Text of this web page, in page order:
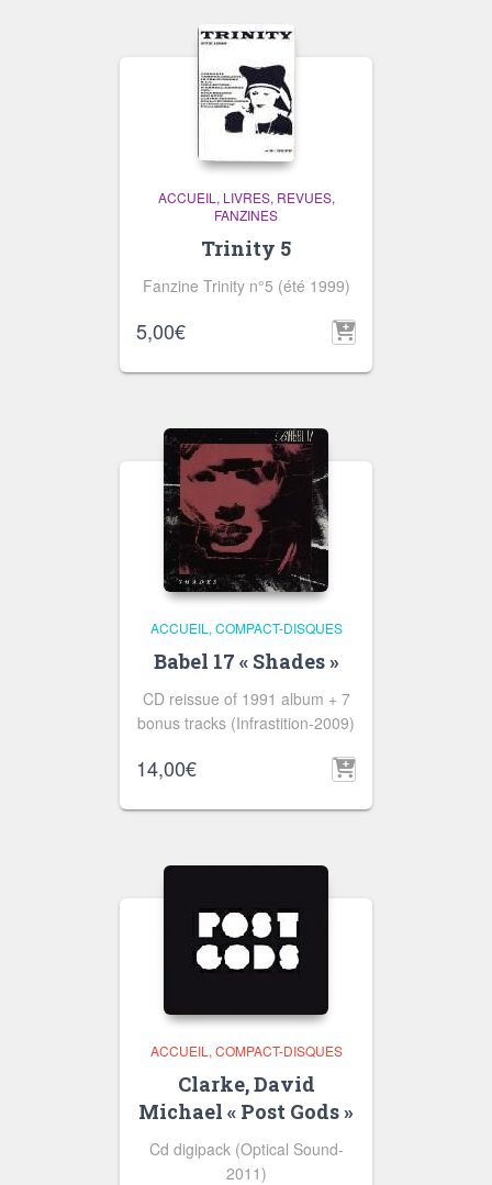
ACCUEIL
LIVRES, REVUES,
FANZINES
Trinity 5
Fanzine Trinity n°5 (été 1999)
5,00€
ACCUEIL COMPACT-DISQUES
Babel 17 « Shades »
CD reissue of 1991 album + 7
bonus tracks (Infrastition-2009)
14,00€
ACCUEIL COMPACT-DISQUES
Clarke, David
Michael « Post Gods »
Cd digipack (Optical Sound-
2011)